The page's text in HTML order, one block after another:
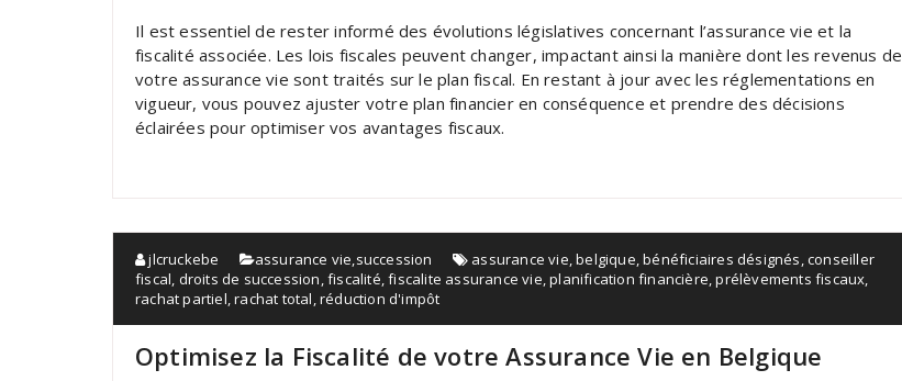
Il est essentiel de rester informé des évolutions législatives concernant l’assurance vie et la
fiscalité associée. Les lois fiscales peuvent changer, impactant ainsi la manière dont les revenus de
votre assurance vie sont traités sur le plan fiscal. En restant à jour avec les réglementations en
vigueur, vous pouvez ajuster votre plan financier en conséquence et prendre des décisions
éclairées pour optimiser vos avantages fiscaux.
jlcruckebe assurance vie,succession assurance vie,belgique,bénéficiaires désignés,conseiller
fiscal, droits de succession,fiscalité,fiscalite assurance vie,planification financière,prélèvements fiscaux,
rachat partiel,rachat total,réduction d'impôt
Optimisez la Fiscalité de votre Assurance Vie en Belgique